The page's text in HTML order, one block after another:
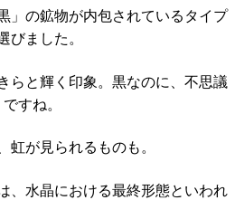
」の鉱物が内包されているタイプ
びました。
らと輝く印象。黒なのに、不思議
ですね。
虹が見られるものも。
、水晶における最終形態といわれ